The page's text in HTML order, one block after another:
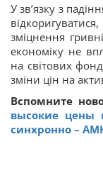
У зв’язку з
зміцнення
економіку не
на світових
зміни цін на
Вспомните
высокие
синхронно –